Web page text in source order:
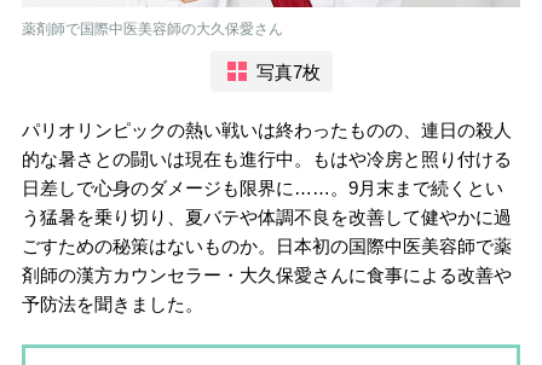
薬剤師で国際中医美容師の大久保愛さん
写真7枚
パリオリンピックの熱い戦いは終わったものの、連日の殺人
的な暑さとの闘いは現在も進行中。もはや冷房と照り付ける
日差しで心身のダメージも限界に……。9月末まで続くとい
う猛暑を乗り切り、夏バテや体調不良を改善して健やかに過
ごすための秘策はないものか。日本初の国際中医美容師で薬
剤師の漢方カウンセラー・大久保愛さんに食事による改善や
予防法を聞きました。